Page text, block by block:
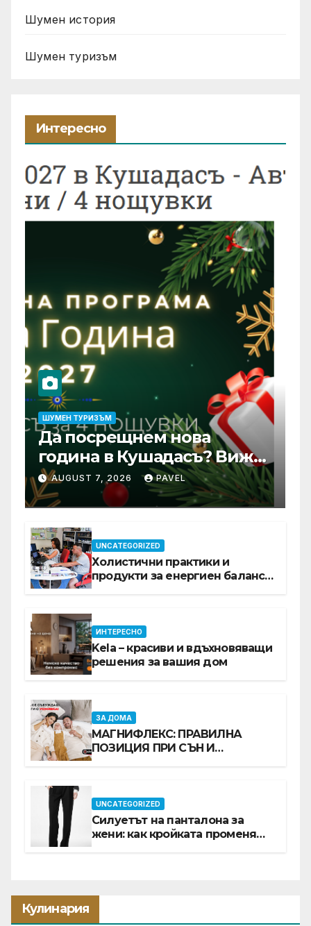
Шумен история
Шумен туризъм
Интересно
ШУМЕН ТУРИЗЪМ
Да посрещнем нова
година в Кушадасъ? Вижте
защо си заслужава …
AUGUST 7, 2026 PAVEL
UNCATEGORIZED
Холистични практики и
продукти за енергиен баланс в
ИНТЕРЕСНО
Kela – красиви и вдъхновяващи
решения за вашия дом
ЗА ДОМА
МАГНИФЛЕКС: ПРАВИЛНА
ПОЗИЦИЯ ПРИ СЪН И
UNCATEGORIZED
Силуетът на панталона за
жени: как кройката променя
Кулинария